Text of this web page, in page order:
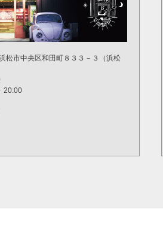
市中央区和田町８３３－３（浜松
20:00